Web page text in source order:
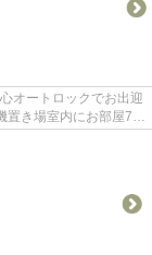
オートロックでお出迎
き場室内にお部屋7帖